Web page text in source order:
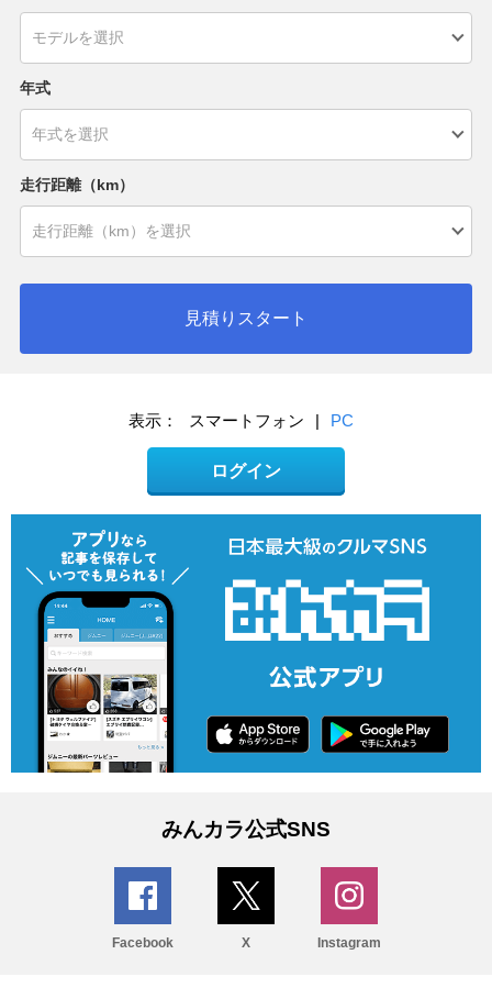
年式
走行距離（km）
見積りスタート
表示： スマートフォン | PC
ログイン
みんカラ公式SNS
Facebook X Instagram